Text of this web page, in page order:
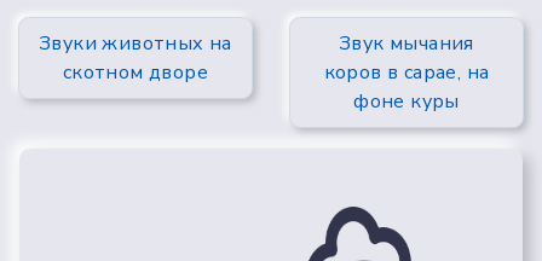
Звуки животных на
скотном дворе
Звук мычания
коров в сарае, на
фоне куры